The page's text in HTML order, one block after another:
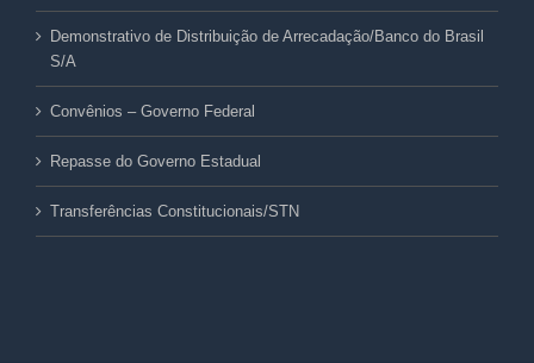
Demonstrativo de Distribuição de Arrecadação/Banco do Brasil
S/A
Convênios – Governo Federal
Repasse do Governo Estadual
Transferências Constitucionais/STN